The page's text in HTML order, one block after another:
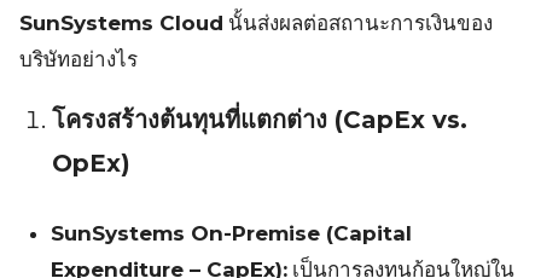
SunSystems Cloud นั้นส่งผลต่อสถานะการเงินของ
บริษัทอย่างไร
โครงสร้างต้นทุนที่แตกต่าง (CapEx vs.
OpEx)
SunSystems On-Premise (Capital
Expenditure – CapEx):เป็นการลงทุนก้อนใหญ่ใน